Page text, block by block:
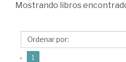
Dávila
Nancy
Mostrando libros
« 1